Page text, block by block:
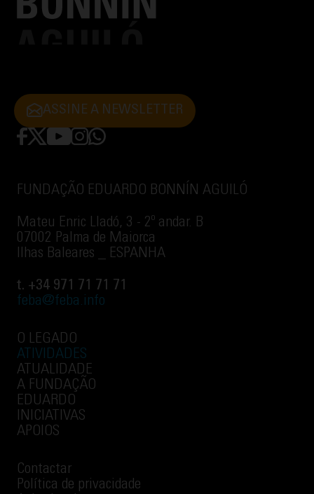
ASSINE A NEWSLETTER
FUNDAÇÃO EDUARDO BONNÍN AGUILÓ
Mateu Enric Lladó, 3 - 2º andar. B
07002 Palma de Maiorca
Ilhas Baleares _ ESPANHA
t. +34 971 71 71 71
feba@feba.info
O LEGADO
ATIVIDADES
ATUALIDADE
A FUNDAÇÃO
EDUARDO
INICIATIVAS
APOIOS
Contactar
Política de privacidade